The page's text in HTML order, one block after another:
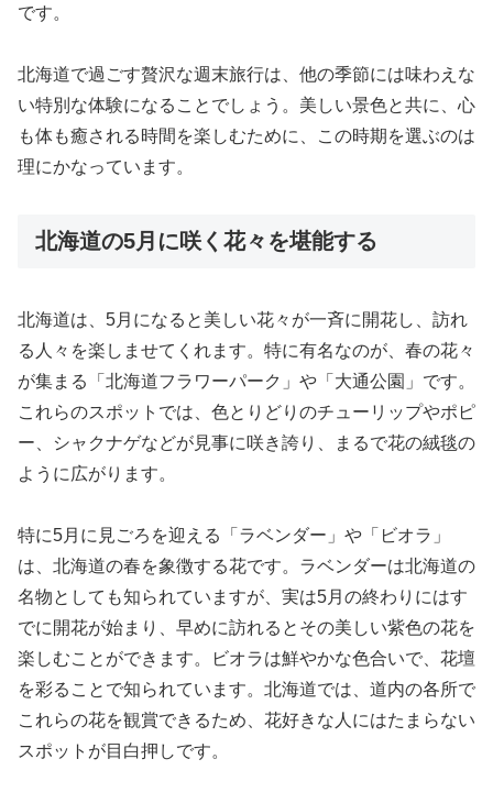
です。
北海道で過ごす贅沢な週末旅行は、他の季節には味わえな
い特別な体験になることでしょう。美しい景色と共に、心
も体も癒される時間を楽しむために、この時期を選ぶのは
理にかなっています。
北海道の5月に咲く花々を堪能する
北海道は、5月になると美しい花々が一斉に開花し、訪れ
る人々を楽しませてくれます。特に有名なのが、春の花々
が集まる「北海道フラワーパーク」や「大通公園」です。
これらのスポットでは、色とりどりのチューリップやポピ
ー、シャクナゲなどが見事に咲き誇り、まるで花の絨毯の
ように広がります。
特に5月に見ごろを迎える「ラベンダー」や「ビオラ」
は、北海道の春を象徴する花です。ラベンダーは北海道の
名物としても知られていますが、実は5月の終わりにはす
でに開花が始まり、早めに訪れるとその美しい紫色の花を
楽しむことができます。ビオラは鮮やかな色合いで、花壇
を彩ることで知られています。北海道では、道内の各所で
これらの花を観賞できるため、花好きな人にはたまらない
スポットが目白押しです。